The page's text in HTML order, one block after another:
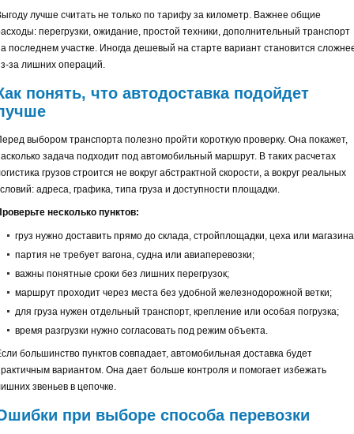
лучше считать не только по тарифу за километр. Важнее общие
перегрузки, ожидание, простой техники, дополнительный транспорт
последнем участке. Иногда дешевый на старте вариант становится
за лишних операций.
понять, что автодоставка подойдет
выбором транспорта полезно пройти короткую проверку. Она покажет,
задача подходит под автомобильный маршрут. В таких расчетах
грузов строится не вокруг абстрактной скорости, а вокруг реальных
адреса, графика, типа груза и доступности площадки.
несколько пунктов:
груз нужно доставить прямо до склада, стройплощадки, цеха или
партия не требует вагона, судна или авиаперевозки;
важны понятные сроки без лишних перегрузок;
маршрут проходит через места без удобной железнодорожной ветки;
для груза нужен отдельный транспорт, крепление или особая погрузка;
время разгрузки нужно согласовать под режим объекта.
большинство пунктов совпадает, автомобильная доставка будет
вариантом. Она дает больше контроля и помогает избежать
звеньев в цепочке.
при выборе способа перевозки